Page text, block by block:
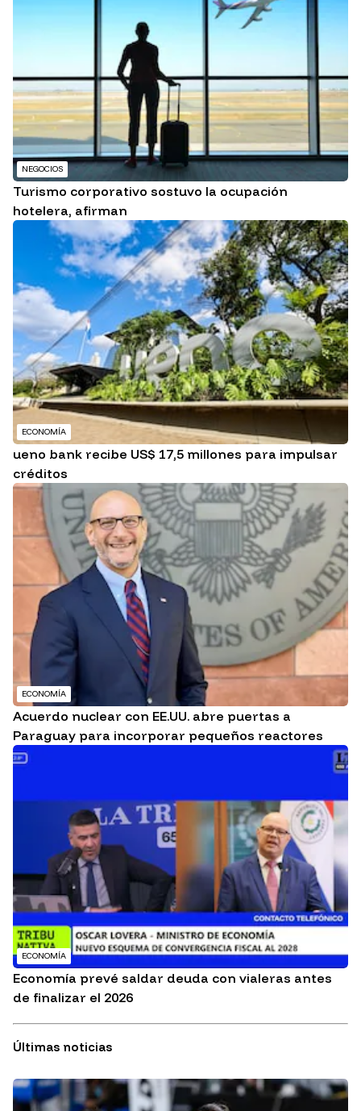
NEGOCIOS
Turismo corporativo sostuvo la ocupación
hotelera, afirman
ECONOMÍA
ueno bank recibe US$ 17,5 millones para impulsar
créditos
ECONOMÍA
Acuerdo nuclear con EE.UU. abre puertas a
Paraguay para incorporar pequeños reactores
ECONOMÍA
Economía prevé saldar deuda con vialeras antes
de finalizar el 2026
Últimas noticias